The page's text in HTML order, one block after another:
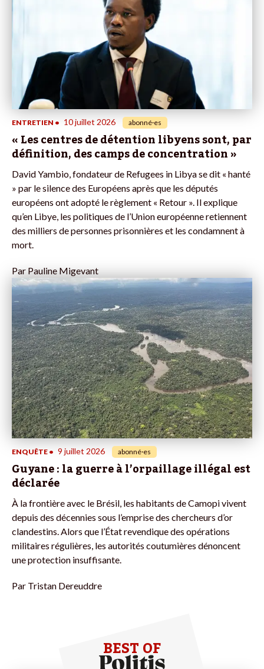
ENTRETIEN • 10 juillet 2026 abonné·es
« Les centres de détention libyens sont, par
définition, des camps de concentration »
David Yambio, fondateur de Refugees in Libya se dit « hanté
» par le silence des Européens après que les députés
européens ont adopté le règlement « Retour ». Il explique
qu’en Libye, les politiques de l’Union européenne retiennent
des milliers de personnes prisonnières et les condamnent à
mort.
Par Pauline Migevant
ENQUÊTE • 9 juillet 2026 abonné·es
Guyane : la guerre à l’orpaillage illégal est
déclarée
À la frontière avec le Brésil, les habitants de Camopi vivent
depuis des décennies sous l’emprise des chercheurs d’or
clandestins. Alors que l’État revendique des opérations
militaires régulières, les autorités coutumières dénoncent
une protection insuffisante.
Par Tristan Dereuddre
BEST OF